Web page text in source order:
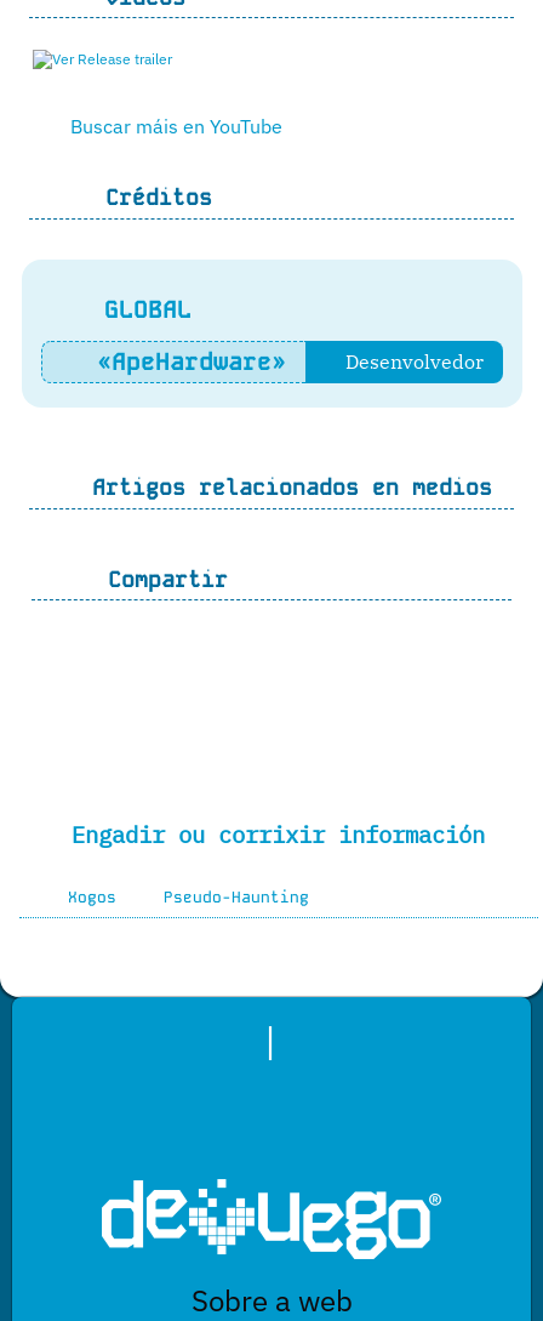
Buscar máis en YouTube
Créditos
GLOBAL
«ApeHardware»
Desenvolvedor
Artigos relacionados en medios
Compartir
Engadir ou corrixir información
Xogos Pseudo-Haunting
|
Sobre a web